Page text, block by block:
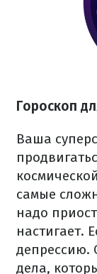
Гороскоп
Ваша
самые
надо
настигает.
депрессию.
дела,